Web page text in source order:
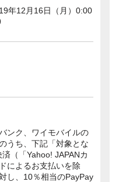
年12月16日（月）0:00
ンク、ワイモバイルの
うち、下記「対象とな
（「Yahoo! JAPANカ
によるお支払いを除
し、10％相当のPayPay